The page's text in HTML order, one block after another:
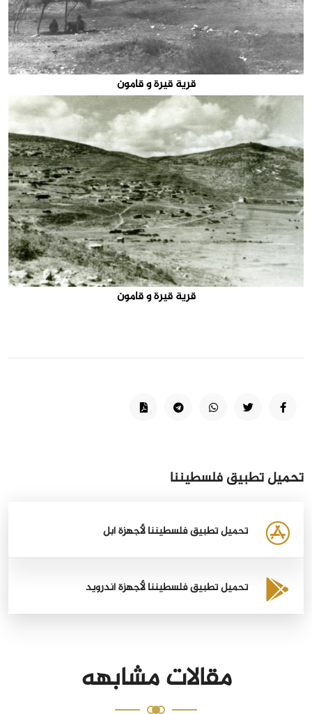
قرية قيرة و قامون
قرية قيرة و قامون
تحميل تطبيق فلسطيننا
تحميل تطبيق فلسطيننا لأجهزة أبل
تحميل تطبيق فلسطيننا لأجهزة أندرويد
مقالات مشابهه